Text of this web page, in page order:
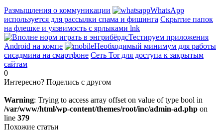
Размышления о коммуникации
WhatsApp
используется для рассылки спама и фишинга Скрытие папок
на флешке и уязвимость с ярлыками lnk
Тестируем приложения
Android на компе
Необходимый минимум для работы
сисадмина на смартфоне Сеть Tor для доступа к закрытым
сайтам
0
Интересно? Поделись с другом
Warning: Trying to access array offset on value of type bool in
/var/www/html/wp-content/themes/root/inc/admin-ad.php on
line 379
Похожие статьи